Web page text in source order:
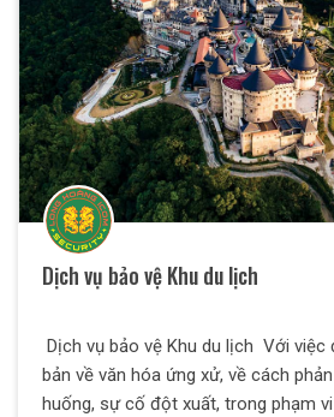
Dịch vụ bảo vệ Khu du lịch
Dịch vụ bảo vệ Khu du lịch Với
bản về văn hóa ứng xử, về cách
huống, sự cố đột xuất, trong phạm